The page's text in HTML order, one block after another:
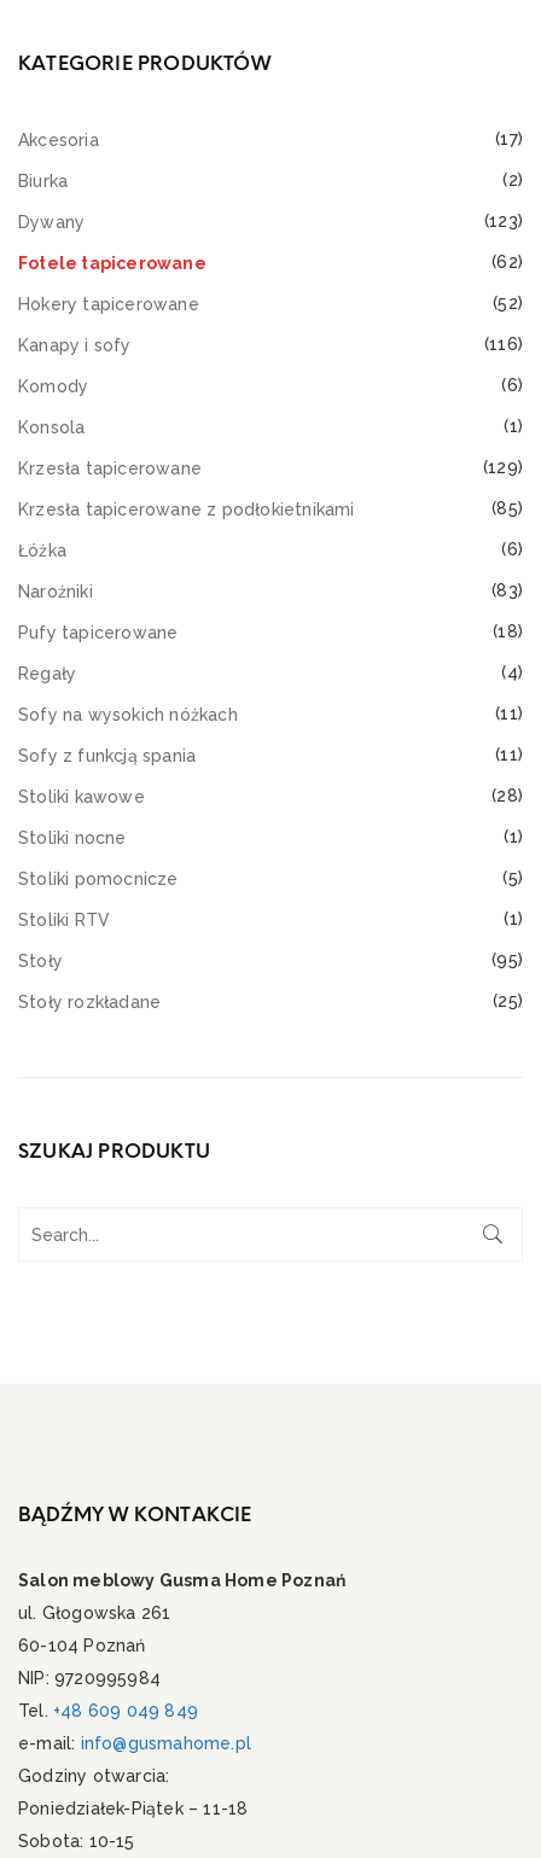
KATEGORIE PRODUKTÓW
Akcesoria (17)
Biurka (2)
Dywany (123)
Fotele tapicerowane (62)
Hokery tapicerowane (52)
Kanapy i sofy (116)
Komody (6)
Konsola (1)
Krzesła tapicerowane (129)
Krzesła tapicerowane z podłokietnikami (85)
Łóżka (6)
Narożniki (83)
Pufy tapicerowane (18)
Regały (4)
Sofy na wysokich nóżkach (11)
Sofy z funkcją spania (11)
Stoliki kawowe (28)
Stoliki nocne (1)
Stoliki pomocnicze (5)
Stoliki RTV (1)
Stoły (95)
Stoły rozkładane (25)
SZUKAJ PRODUKTU
BĄDŹMY W KONTAKCIE
Salon meblowy Gusma Home Poznań
ul. Głogowska 261
60-104 Poznań
NIP: 9720995984
Tel. +48 609 049 849
e-mail: info@gusmahome.pl
Godziny otwarcia:
Poniedziałek-Piątek – 11-18
Sobota: 10-15